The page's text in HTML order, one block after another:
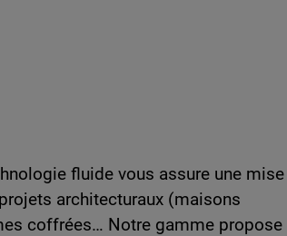
fluide vous assure une mise
architecturaux (maisons
coffrées… Notre gamme propose